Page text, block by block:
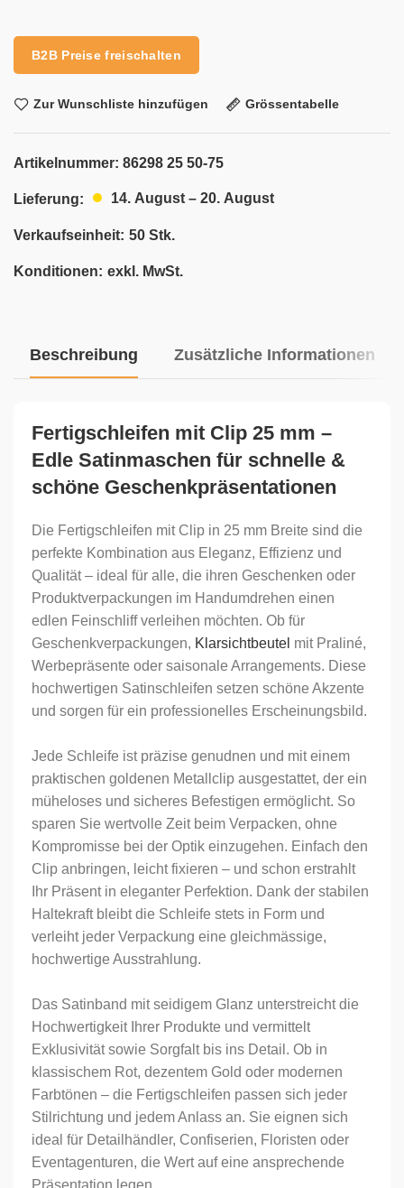
B2B Preise freischalten
Zur Wunschliste hinzufügen Grössentabelle
Artikelnummer: 86298 25 50-75
Lieferung: 14. August – 20. August
Verkaufseinheit: 50 Stk.
Konditionen: exkl. MwSt.
Beschreibung Zusätzliche Informationen
Fertigschleifen mit Clip 25 mm –
Edle Satinmaschen für schnelle &
schöne Geschenkpräsentationen
Die Fertigschleifen mit Clip in 25 mm Breite sind die
perfekte Kombination aus Eleganz, Effizienz und
Qualität – ideal für alle, die ihren Geschenken oder
Produktverpackungen im Handumdrehen einen
edlen Feinschliff verleihen möchten. Ob für
Geschenkverpackungen, Klarsichtbeutel mit Praliné,
Werbepräsente oder saisonale Arrangements. Diese
hochwertigen Satinschleifen setzen schöne Akzente
und sorgen für ein professionelles Erscheinungsbild.
Jede Schleife ist präzise genudnen und mit einem
praktischen goldenen Metallclip ausgestattet, der ein
müheloses und sicheres Befestigen ermöglicht. So
sparen Sie wertvolle Zeit beim Verpacken, ohne
Kompromisse bei der Optik einzugehen. Einfach den
Clip anbringen, leicht fixieren – und schon erstrahlt
Ihr Präsent in eleganter Perfektion. Dank der stabilen
Haltekraft bleibt die Schleife stets in Form und
verleiht jeder Verpackung eine gleichmässige,
hochwertige Ausstrahlung.
Das Satinband mit seidigem Glanz unterstreicht die
Hochwertigkeit Ihrer Produkte und vermittelt
Exklusivität sowie Sorgfalt bis ins Detail. Ob in
klassischem Rot, dezentem Gold oder modernen
Farbtönen – die Fertigschleifen passen sich jeder
Stilrichtung und jedem Anlass an. Sie eignen sich
ideal für Detailhändler, Confiserien, Floristen oder
Eventagenturen, die Wert auf eine ansprechende
Präsentation legen.